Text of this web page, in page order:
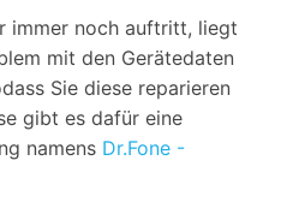
immer noch auftritt, liegt
mit den Gerätedaten
Sie diese reparieren
gibt es dafür eine
namens Dr.Fone -